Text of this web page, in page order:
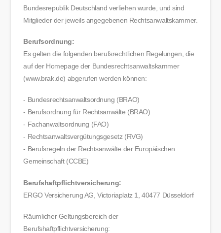
Bundesrepublik Deutschland verliehen wurde, und sind
Mitglieder der jeweils angegebenen Rechtsanwaltskammer.
Berufsordnung:
Es gelten die folgenden berufsrechtlichen Regelungen, die
auf der Homepage der Bundesrechtsanwaltskammer
(www.brak.de) abgerufen werden können:
- Bundesrechtsanwaltsordnung (BRAO)
- Berufsordnung für Rechtsanwälte (BRAO)
- Fachanwaltsordnung (FAO)
- Rechtsanwaltsvergütungsgesetz (RVG)
- Berufsregeln der Rechtsanwälte der Europäischen
Gemeinschaft (CCBE)
Berufshaftpflichtversicherung:
ERGO Versicherung AG, Victoriaplatz 1, 40477 Düsseldorf
Räumlicher Geltungsbereich der
Berufshaftpflichtversicherung: